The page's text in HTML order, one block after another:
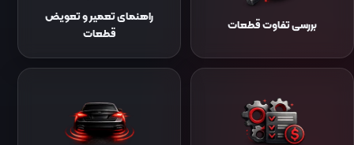
بررسی تفاوت قطعات
راهنمای تعمیر و تعویض
قطعات